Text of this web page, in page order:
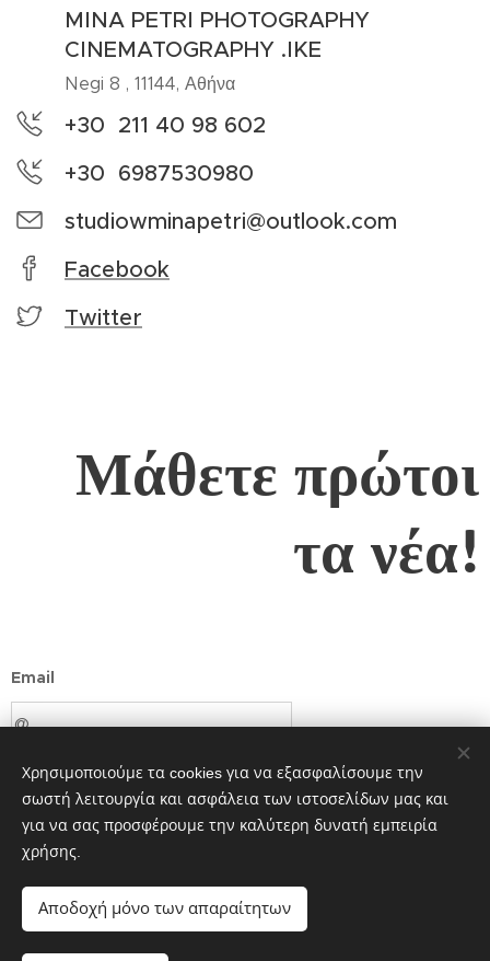
MINA PETRI PHOTOGRAPHY
CINEMATOGRAPHY .IKE
Negi 8 , 11144, Αθήνα
+30 211 40 98 602
+30 6987530980
studiowminapetri@outlook.com
Facebook
Twitter
Μάθετε πρώτοι
τα νέα!
Email
Υποβολή
©2019 STUDIO W MINA PETRI PHOTOGRAPHY
CINEMATOGRAPHY IKE Αθήνα
Χρησιμοποιούμε τα cookies για να εξασφαλίσουμε την
σωστή λειτουργία και ασφάλεια των ιστοσελίδων μας και
για να σας προσφέρουμε την καλύτερη δυνατή εμπειρία
χρήσης.
Αποδοχή μόνο των απαραίτητων